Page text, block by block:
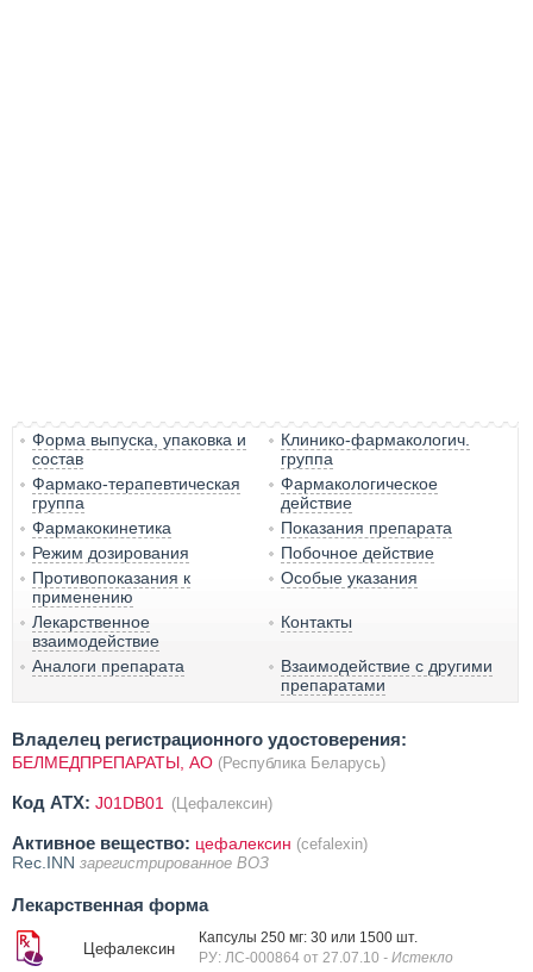
Форма выпуска, упаковка и
состав
Клинико-фармакологич.
группа
Фармако-терапевтическая
группа
Фармакологическое
действие
Фармакокинетика
Показания препарата
Режим дозирования
Побочное действие
Противопоказания к
применению
Особые указания
Лекарственное
взаимодействие
Контакты
Аналоги препарата
Взаимодействие с другими
препаратами
Владелец регистрационного удостоверения:
БЕЛМЕДПРЕПАРАТЫ, АО (Республика Беларусь)
Код ATX: J01DB01 (Цефалексин)
Активное вещество: цефалексин (cefalexin)
Rec.INN зарегистрированное ВОЗ
Лекарственная форма
Цефалексин
Капсулы 250 мг: 30 или 1500 шт.
РУ: ЛС-000864 от 27.07.10 - Истекло